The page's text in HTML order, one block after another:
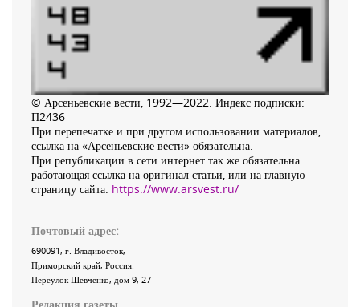
© Арсеньевские вести, 1992—2022. Индекс подписки:
П2436
При перепечатке и при другом использовании материалов,
ссылка на «Арсеньевские вести» обязательна.
При републикации в сети интернет так же обязательна
работающая ссылка на оригинал статьи, или на главную
страницу сайта: https://www.arsvest.ru/
Почтовый адрес:
690091, г. Владивосток,
Приморский край, Россия
Переулок Шевченко, дом 9, 27